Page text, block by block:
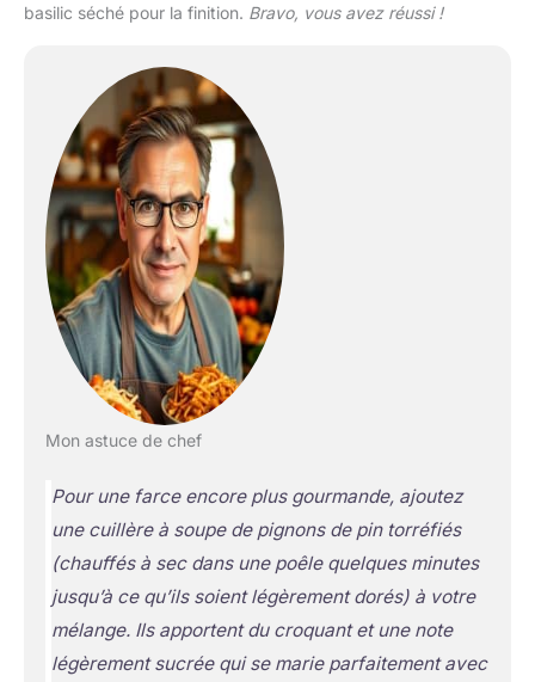
basilic séché pour la finition. Bravo, vous avez réussi !
Mon astuce de chef
Pour une farce encore plus gourmande, ajoutez
une cuillère à soupe de pignons de pin torréfiés
(chauffés à sec dans une poêle quelques minutes
jusqu’à ce qu’ils soient légèrement dorés)à votre
mélange. Ils apportent du croquant et une note
légèrement sucrée qui se marie parfaitement avec